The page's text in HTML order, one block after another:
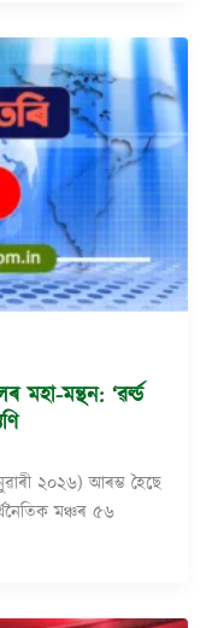
মহা-মন্থন: ‘ৱৰ্ল্ড
২০২৬) আৰম্ভ হৈছে
মঞ্চৰ ৫৬